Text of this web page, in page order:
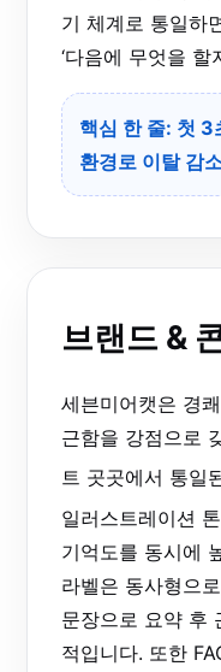
기 체계로 통일하
‘다음에 무엇을 할
핵심 한 줄: 첫
환경로 이탈 감
브랜드 &
세븐미어캣은 경
근함을 강점으로
트 곳곳에서 통일
일러스트레이션
기억도를 동시에
라벨은 동사형으
문장으로 요약 후
적입니다. 또한